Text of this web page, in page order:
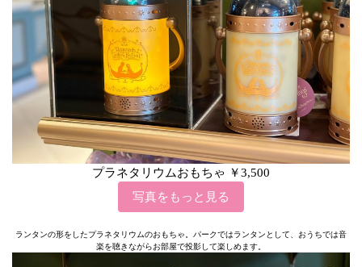
プラネタリウムおもちゃ ￥3,500
写真をもっと見る
ランタンの形をしたプラネタリウムのおもちゃ。パークではランタンとして、おうちでは音
楽を聴きながらお部屋で投影して楽しめます。